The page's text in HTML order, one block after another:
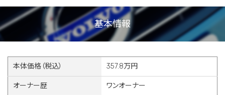
基本情報
本体価格（税込） 357.8万円
オーナー歴 ワンオーナー